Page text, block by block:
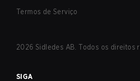
Termos de Serviço
2026 Sidledes AB. Todos os direitos
SIGA